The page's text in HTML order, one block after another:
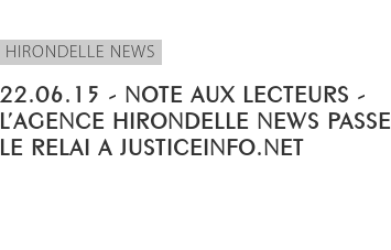
HIRONDELLE NEWS
22.06.15 - NOTE AUX LECTEURS -
L’AGENCE HIRONDELLE NEWS PASSE
LE RELAI A JUSTICEINFO.NET